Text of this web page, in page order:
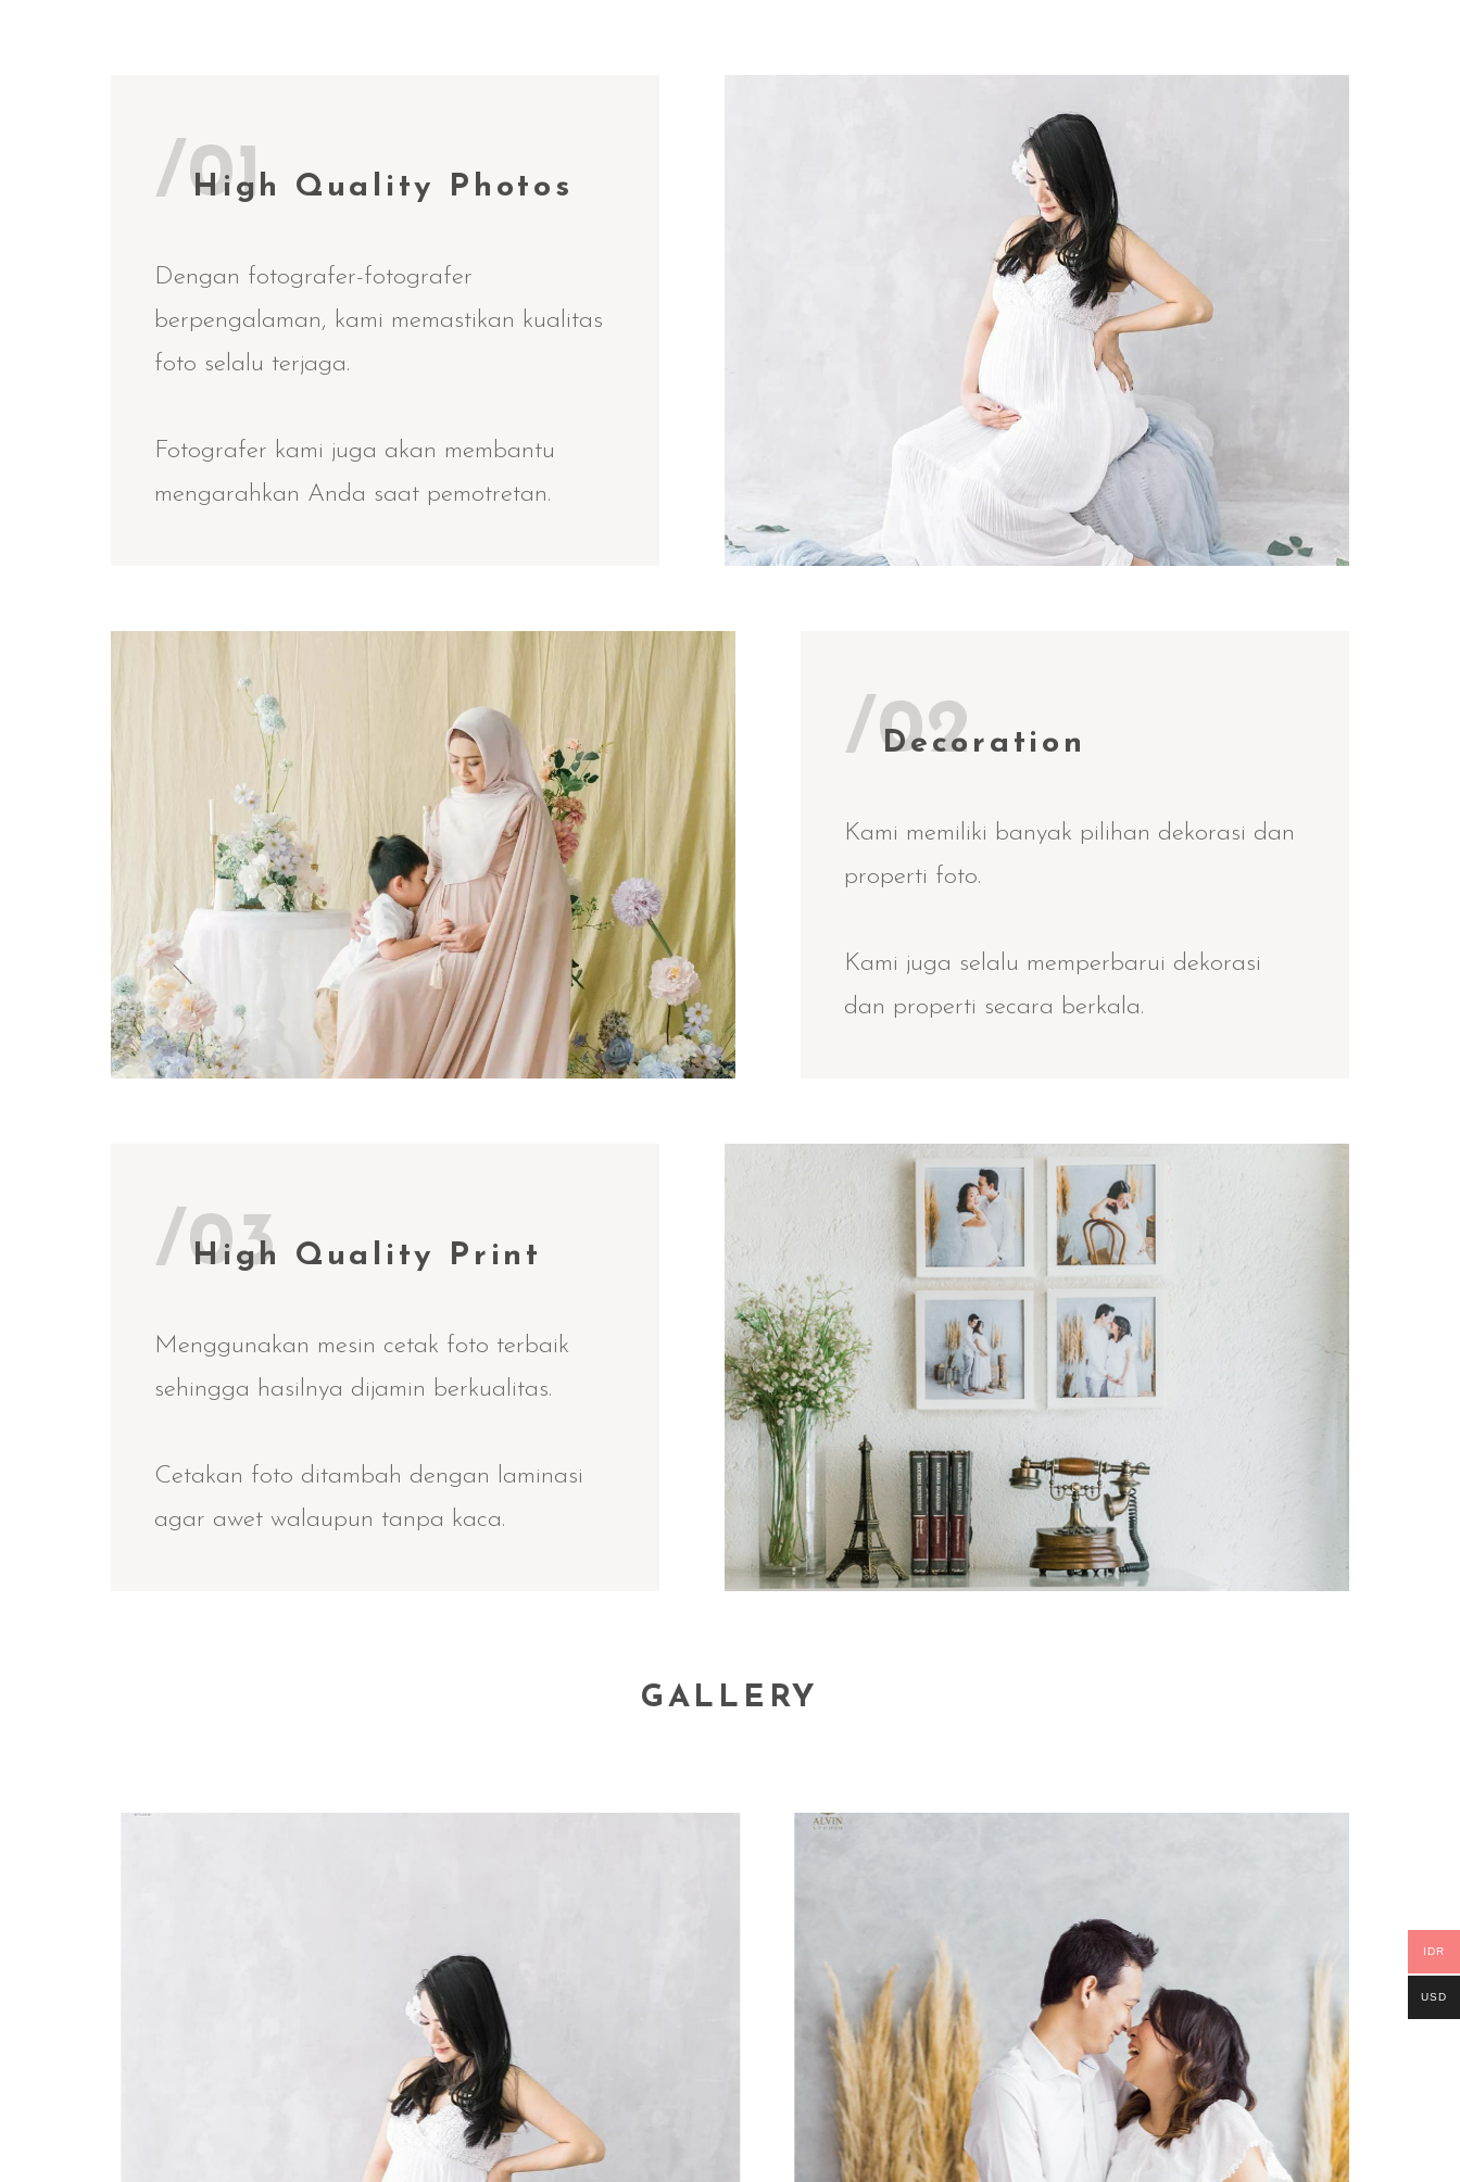
/01
High Quality Photos
Dengan fotografer-fotografer
berpengalaman, kami memastikan kualitas
foto selalu terjaga.
Fotografer kami juga akan membantu
mengarahkan Anda saat pemotretan.
/02
Decoration
Kami memiliki banyak pilihan dekorasi dan
properti foto.
Kami juga selalu memperbarui dekorasi
dan properti secara berkala.
/03
High Quality Print
Menggunakan mesin cetak foto terbaik
sehingga hasilnya dijamin berkualitas.
Cetakan foto ditambah dengan laminasi
agar awet walaupun tanpa kaca.
GALLERY
IDR
USD